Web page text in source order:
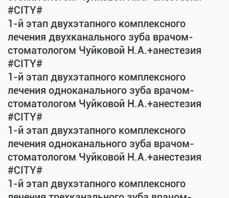
#CITY#
1-й этап двухэтапного комплексного
лечения двухканального зуба врачом-
стоматологом Чуйковой Н.А.+анестезия
#CITY#
1-й этап двухэтапного комплексного
лечения одноканального зуба врачом-
стоматологом Чуйковой Н.А.+анестезия
#CITY#
1-й этап двухэтапного комплексного
лечения одноканального зуба врачом-
стоматологом Чуйковой Н.А.+анестезия
#CITY#
1-й этап двухэтапного комплексного